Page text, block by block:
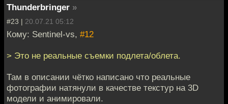
Thunderbringer »
#23 | 20.07.21 05:12
Кому: Sentinel-vs, #12
> Это не реальные съемки подлета/облета.
Там в описании чётко написано что реальные
фотографии натянули в качестве текстур на 3D
модели и анимировали.